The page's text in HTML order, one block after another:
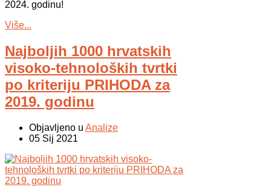
2024. godinu!
Više...
Najboljih 1000 hrvatskih
visoko-tehnoloških tvrtki
po kriteriju PRIHODA za
2019. godinu
Objavljeno u Analize
05 Sij 2021